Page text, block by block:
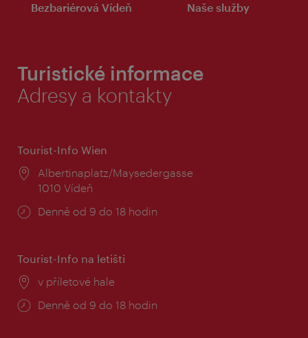
Bezbariérová Vídeň Naše služby
Turistické informace
Adresy a kontakty
Tourist-Info Wien
Místo:
Albertinaplatz/Maysedergasse
1010 Vídeň
Provozní
Denně od 9 do 18 hodin
Tourist-Info na letišti
Místo:
v příletové hale
Provozní
Denně od 9 do 18 hodin